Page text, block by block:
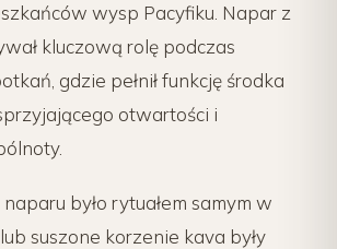
wysp Pacyfiku. Napar z
kluczową rolę podczas
gdzie pełnił funkcję środka
otwartości i
było rytuałem samym w
suszone korzenie kava były